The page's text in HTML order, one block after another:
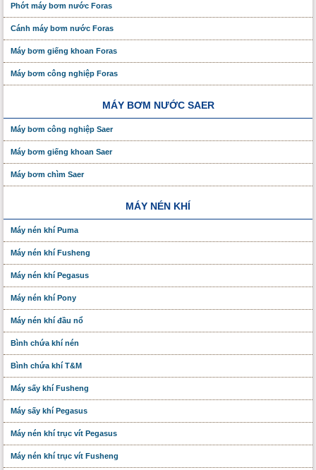
Phớt máy bơm nước Foras
Cánh máy bơm nước Foras
Máy bơm giếng khoan Foras
Máy bơm công nghiệp Foras
MÁY BƠM NƯỚC SAER
Máy bơm công nghiệp Saer
Máy bơm giếng khoan Saer
Máy bơm chìm Saer
MÁY NÉN KHÍ
Máy nén khí Puma
Máy nén khí Fusheng
Máy nén khí Pegasus
Máy nén khí Pony
Máy nén khí đầu nổ
Bình chứa khí nén
Bình chứa khí T&M
Máy sấy khí Fusheng
Máy sấy khí Pegasus
Máy nén khí trục vít Pegasus
Máy nén khí trục vít Fusheng